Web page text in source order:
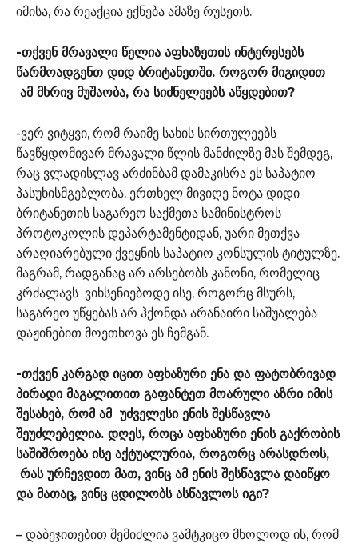
იმისა, რა რეაქცია ექნება ამაზე რუსეთს.
-თქვენ მრავალი წელია აფხაზეთის ინტერესებს
წარმოადგენთ დიდ ბრიტანეთში. როგორ მიგიდით
ამ მხრივ მუშაობა, რა სიძნელეებს აწყდებით?
-ვერ ვიტყვი, რომ რაიმე სახის სირთულეებს
წავწყდომივარ მრავალი წლის მანძილზე მას შემდეგ,
რაც ვლადისლავ არძინბამ დამაკისრა ეს საპატიო
პასუხისმგებლობა. ერთხელ მივიღე ნოტა დიდი
ბრიტანეთის საგარეო საქმეთა სამინისტროს
პროტოკოლის დეპარტამენტიდან, უარი მეთქვა
არაღიარებული ქვეყნის საპატიო კონსულის ტიტულზე.
მაგრამ, რადგანაც არ არსებობს კანონი, რომელიც
კრძალავს ვიხსენიებოდე ისე, როგორც მსურს,
საგარეო უწყებას არ ჰქონდა არანაირი საშუალება
დაჟინებით მოეთხოვა ეს ჩემგან.
-თქვენ კარგად იცით აფხაზური ენა და ფატობრივად
პირადი მაგალითით გაფანტეთ მოარული აზრი იმის
შესახებ, რომ ამ უძველესი ენის შესწავლა
შეუძლებელია. დღეს, როცა აფხაზური ენის გაქრობის
საშიშროება ისე აქტუალურია, როგორც არასდროს,
რას ურჩევდით მათ, ვინც ამ ენის შესწავლა დაიწყო
და მათაც, ვინც ცდილობს ასწავლოს იგი?
– დაბეჯითებით შემიძლია ვამტკიცო მხოლოდ ის, რომ